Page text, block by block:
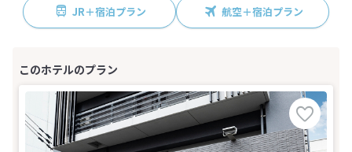
JR＋宿泊プラン 航空＋宿泊プラン